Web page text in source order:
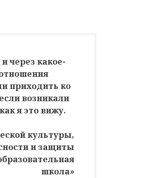
через какое-
приходить ко
возникали
я это вижу.
культуры,
и защиты
школа»